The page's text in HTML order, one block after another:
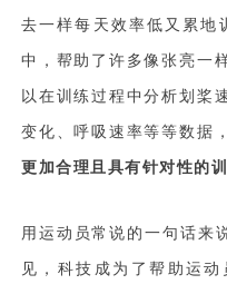
去一样每天效率低又累地
中，帮助了许多像张亮一
以在训练过程中分析划桨
变化、呼吸速率等等数据
更加合理且具有针对性的
用运动员常说的一句话来
见，科技成为了帮助运